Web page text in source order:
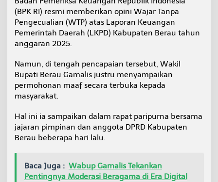
m
a
l
s
a
n
a
a
n
P
e
a
n
(BPK RI) resmi memberikan opini Wajar Tanpa
Pengecualian (WTP) atas Laporan Keuangan
Pemerintah Daerah (LKPD) Kabupaten Berau tahun
anggaran 2025.
Namun, di tengah pencapaian tersebut, Wakil
Bupati Berau Gamalis justru menyampaikan
permohonan maaf secara terbuka kepada
masyarakat.
Hal ini ia sampaikan dalam rapat paripurna bersama
jajaran pimpinan dan anggota DPRD Kabupaten
Berau beberapa hari lalu.
Baca Juga : Wabup Gamalis Tekankan
Pentingnya Moderasi Beragama di Era Digital